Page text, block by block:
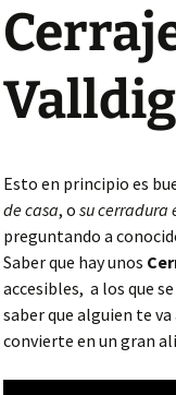
Cerrajero Albalat dels
Sorells
Cerrajero Albalat dels
Tarongers
Cerrajero Alborache
Cerrajero Alboraya
Cerrajero Albuixech
Xúquer
Esto en principio es
de casa, o su cerradura
preguntando a
Saber que hay unos
accesibles, a los que
saber que alguien te
convierte en un gran